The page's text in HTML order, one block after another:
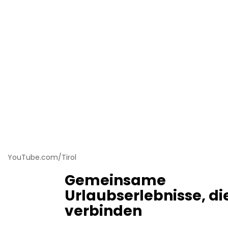
YouTube.com/Tirol
Gemeinsame
Urlaubserlebnisse,
verbinden